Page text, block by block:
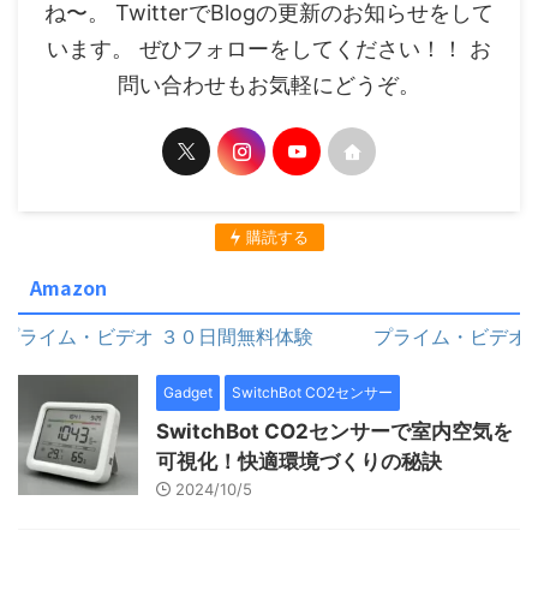
ね〜。 TwitterでBlogの更新のお知らせをして
います。 ぜひフォローをしてください！！ お
問い合わせもお気軽にどうぞ。
購読する
Amazon
ム・ビデオ ３０日間無料体験 プライム・ビデオ ３
Gadget SwitchBot CO2センサー
SwitchBot CO2センサーで室内空気を
可視化！快適環境づくりの秘訣
2024/10/5